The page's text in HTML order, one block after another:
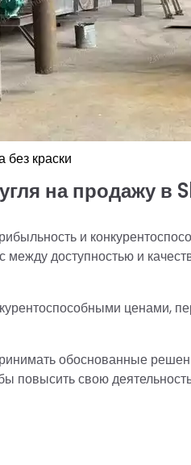
без краски
на продажу в
и
доступностью и
ценами,
обоснованные
свою